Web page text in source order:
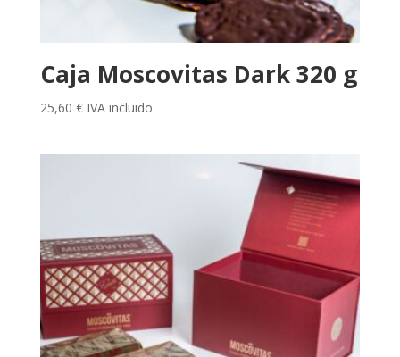
Caja Moscovitas Dark 320 g
25,60 € IVA incluido